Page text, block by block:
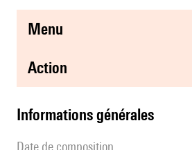
menu
action
informations générales
date de composition